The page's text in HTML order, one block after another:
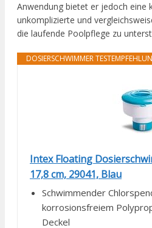
Anwendung bietet er jedoch eine
unkomplizierte und
die laufende Poolpflege zu
DOSIERSCHWIMMER
Intex Floating
17,8 cm, 29041, Blau
Schwimmender
korrosionsfreiem
Deckel